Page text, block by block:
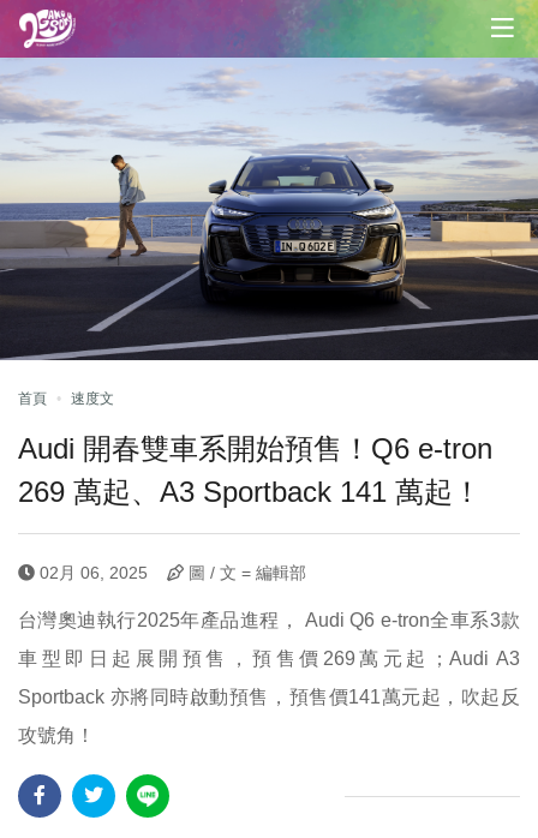
首頁 速度文
Audi 開春雙車系開始預售！Q6 e-tron
269 萬起、A3 Sportback 141 萬起！
02月 06, 2025 圖 / 文 = 編輯部
台灣奧迪執行2025年產品進程， Audi Q6 e-tron全車系3款
車型即日起展開預售，預售價269萬元起；Audi A3
Sportback 亦將同時啟動預售，預售價141萬元起，吹起反
攻號角！